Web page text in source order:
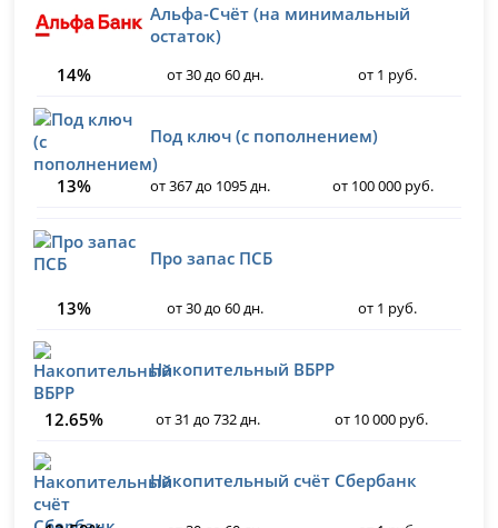
Альфа-Счёт (на минимальный
остаток)
14%
от 30 до 60 дн. от 1 руб.
Под ключ (с пополнением)
13% от 367 до 1095 дн. от 100 000 руб.
Про запас ПСБ
13% от 30 до 60 дн. от 1 руб.
Накопительный ВБРР
12.65% от 31 до 732 дн. от 10 000 руб.
Накопительный счёт Сбербанк